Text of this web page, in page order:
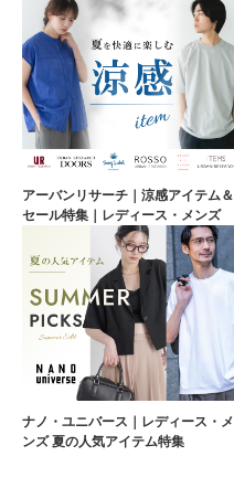
アーバンリサーチ｜涼感アイテム＆
セール特集｜レディース・メンズ
ナノ・ユニバース｜レディース・メ
ンズ 夏の人気アイテム特集